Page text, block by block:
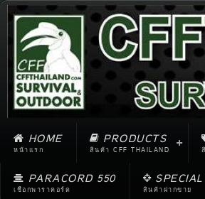
HOME
หน้าแรก
PRODUCTS
สินค้า CFF THAILAND
PARACORD 550
เชือกพาราคอร์ด สินค้าฝากขาย